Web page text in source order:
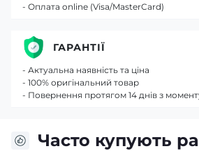
Часто купують
- Оплата online (Visa/MasterCard)
ГАРАНТІЇ
- Актуальна наявність та ціна
- 100% оригінальний товар
- Повернення протягом 14 днів з